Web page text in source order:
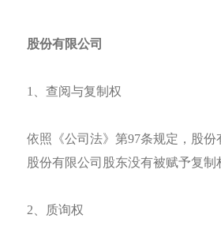
股份有限公司
1、查阅与复制权
依照《公司法》第97条规定，股
股份有限公司股东没有被赋予复
2、质询权